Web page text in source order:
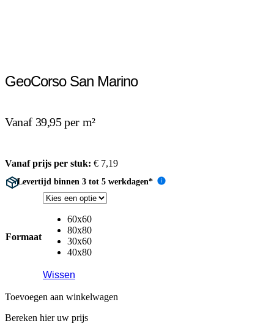
GeoCorso San Marino
Vanaf 39,95 per m²
Vanaf prijs per stuk: € 7,19
Levertijd binnen 3 tot 5 werkdagen* i
Formaat
60x60
80x80
30x60
40x80
Wissen
Toevoegen aan winkelwagen
Bereken hier uw prijs